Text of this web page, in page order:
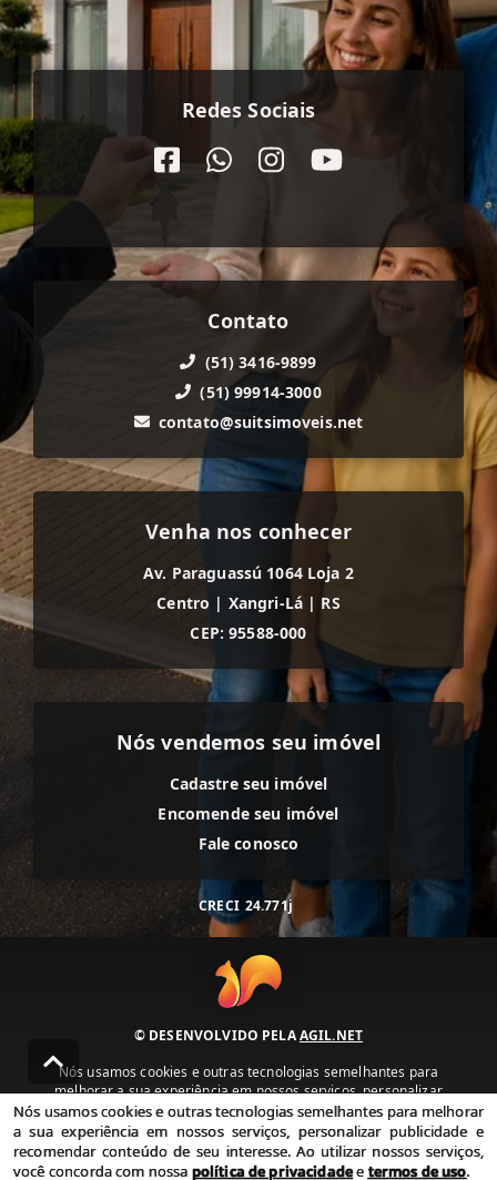
Redes Sociais
Contato
(51) 3416-9899
(51) 99914-3000
contato@suitsimoveis.net
Venha nos conhecer
Av. Paraguassú 1064 Loja 2
Centro | Xangri-Lá | RS
CEP: 95588-000
Nós vendemos seu imóvel
Cadastre seu imóvel
Encomende seu imóvel
Fale conosco
CRECI 24.771j
© DESENVOLVIDO PELAAGIL.NET
Nós usamos cookies e outras tecnologias semelhantes para
melhorar a sua experiência em nossos serviços, personalizar
publicidade e recomendar conteúdo de seu interesse. Ao utilizar
nossos serviços, você concorda com nossa política de privacidade e
termos de uso.
Nós usamos cookies e outras tecnologias semelhantes para melhorar
a sua experiência em nossos serviços, personalizar publicidade e
recomendar conteúdo de seu interesse. Ao utilizar nossos serviços,
você concorda com nossa política de privacidadeetermos de uso.